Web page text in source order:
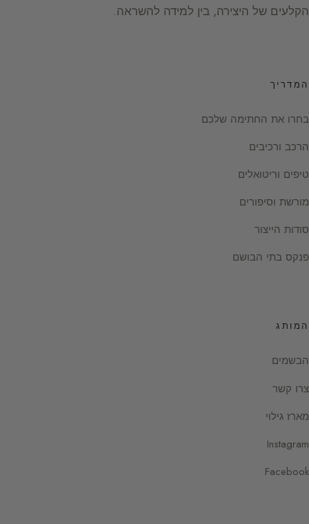
הקלעים של היצירה, בין למידה להשראה.
המדריך
בחרו את החתימה שלכם
הרכב ורכיבים
טיפים וריטואלים
מורשת וסיפורים
סודות הייצור
פנקס בתי הבושם
המותג
הבשמים
צרו קשר
מארז גילוי
Instagram
Facebook